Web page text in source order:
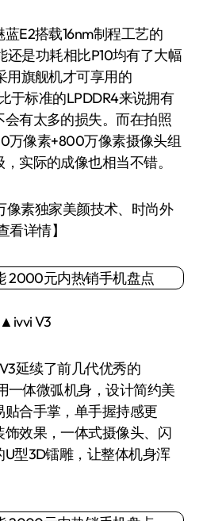
E2搭载16nm制程工艺的
还是功耗相比P10均有了大幅
用旗舰机才可享用的
于标准的LPDDR4来说拥有
有太多的损失。而在拍照
万像素+800万像素摄像头组
实际的成像也相当不错。
素独家美颜技术、时尚外
看详情】
▲ivvi V3
延续了前几代优秀的
一体微弧机身，设计简约美
合手掌，单手握持感更
效果，一体式摄像头、闪
型3D镭雕，让整体机身浑